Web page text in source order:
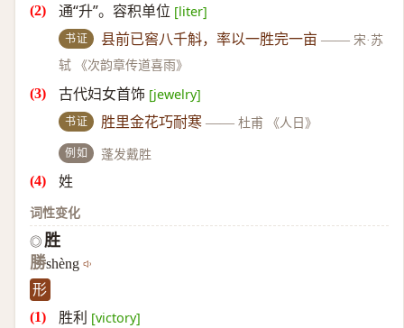
通“升”。容积单位 [liter]
书证 县前已窖八千斛，率以一胜完一亩 —— 宋·苏
轼 《次韵章传道喜雨》
古代妇女首饰 [jewelry]
书证 胜里金花巧耐寒 —— 杜甫 《人日》
例如 蓬发戴胜
姓
词性变化
◎ 胜
勝shèng
形
胜利 [victory]